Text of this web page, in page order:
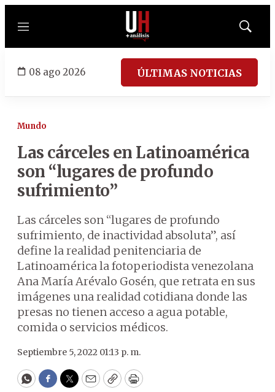
Menú
Mostrar
08 ago 2026 ÚLTIMAS NOTICIAS
Mundo
Las cárceles en Latinoamérica
son “lugares de profundo
sufrimiento”
Las cárceles son “lugares de profundo
sufrimiento, de inactividad absoluta”, así
define la realidad penitenciaria de
Latinoamérica la fotoperiodista venezolana
Ana María Arévalo Gosén, que retrata en sus
imágenes una realidad cotidiana donde las
presas no tienen acceso a agua potable,
comida o servicios médicos.
Septiembre 5, 2022 01:13 p. m.
WhatsApp
Facebook
Twitter
EmailCopyPrint